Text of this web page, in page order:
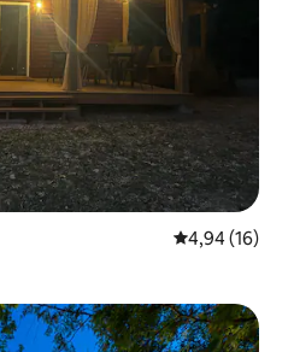
4,94 av 5 i
4,94 (16)